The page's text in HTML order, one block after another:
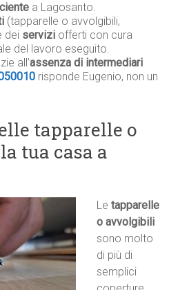
a Lagosanto.
(tapparelle o avvolgibili,
dei servizi offerti con cura
del lavoro eseguito.
all’assenza di intermediari
risponde Eugenio, non un
tapparelle o
tua casa a
Letapparelle
o avvolgibili
sono molto
di più di
semplici